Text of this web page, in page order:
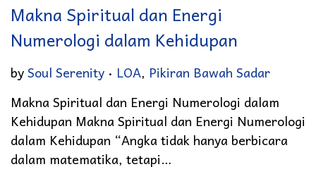
Makna Spiritual dan Energi
Numerologi dalam Kehidupan
bySoul Serenity . Posted in
LOA, Pikiran Bawah Sadar
Makna Spiritual dan Energi Numerologi dalam
Kehidupan Makna Spiritual dan Energi Numerologi
dalam Kehidupan “Angka tidak hanya berbicara
dalam matematika, tetapi…